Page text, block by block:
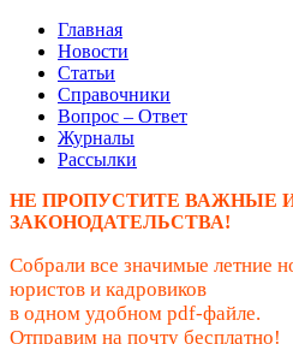
Главная
Новости
Статьи
Справочники
Вопрос – Ответ
Журналы
Рассылки
НЕ ПРОПУСТИТЕ ВАЖНЫЕ
ЗАКОНОДАТЕЛЬСТВА!
Собрали все значимые летние
юристов и кадровиков
в одном удобном pdf-файле.
Отправим на почту бесплатно!